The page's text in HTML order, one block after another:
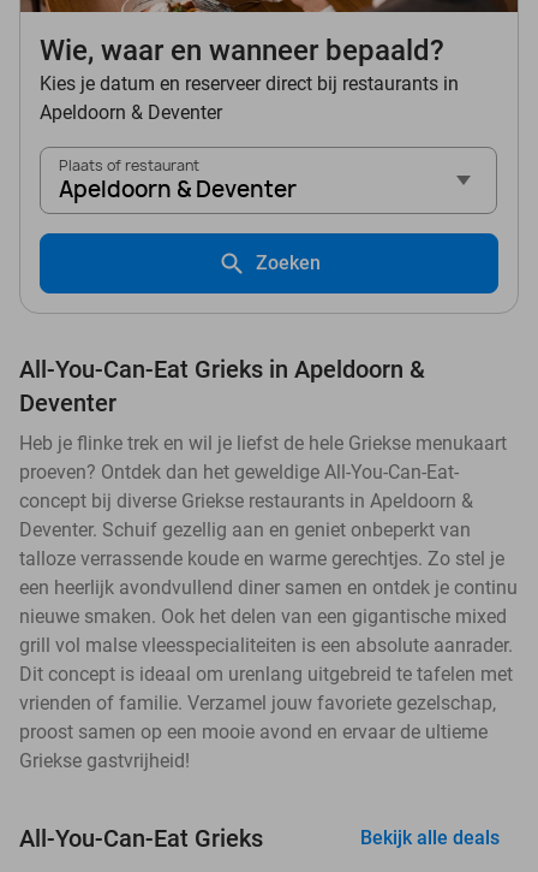
Wie, waar en wanneer bepaald?
Kies je datum en reserveer direct bij restaurants in
Apeldoorn & Deventer
Plaats of restaurant
Apeldoorn & Deventer
Zoeken
All-You-Can-Eat Grieks in Apeldoorn &
Deventer
Heb je flinke trek en wil je liefst de hele Griekse menukaart
proeven? Ontdek dan het geweldige All-You-Can-Eat-
concept bij diverse Griekse restaurants in Apeldoorn &
Deventer. Schuif gezellig aan en geniet onbeperkt van
talloze verrassende koude en warme gerechtjes. Zo stel je
een heerlijk avondvullend diner samen en ontdek je continu
nieuwe smaken. Ook het delen van een gigantische mixed
grill vol malse vleesspecialiteiten is een absolute aanrader.
Dit concept is ideaal om urenlang uitgebreid te tafelen met
vrienden of familie. Verzamel jouw favoriete gezelschap,
proost samen op een mooie avond en ervaar de ultieme
Griekse gastvrijheid!
All-You-Can-Eat Grieks Bekijk alle deals